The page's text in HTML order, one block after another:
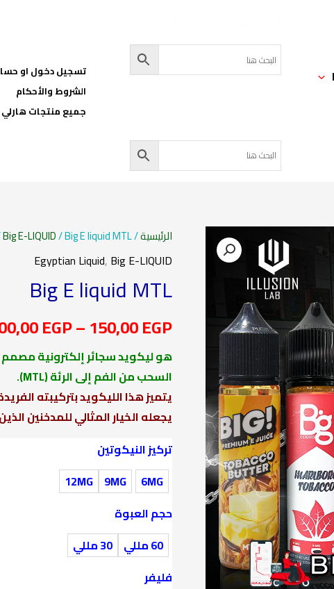
تسجيل دخول او
الشروط والأحكام
جميع منتجات
الرئيسية/
Big E-LIQUID/ Big E liquid MTL
Egyptian Liquid, Big E-LIQUID
Big E liquid MTL
150,00EGP
–
EGP
هو ليكويد سجائر إلكترونية
السحب من الفم إلى الرئة (MTL).
يتميز هذا الليكويد بتركيبته
يجعله الخيار المثالي للمدخنين
تركيز النيكوتين
6MG
9MG
12MG
حجم العبوة
60 مللي
30 مللي
فليفر
كمية Big E liquid MTL